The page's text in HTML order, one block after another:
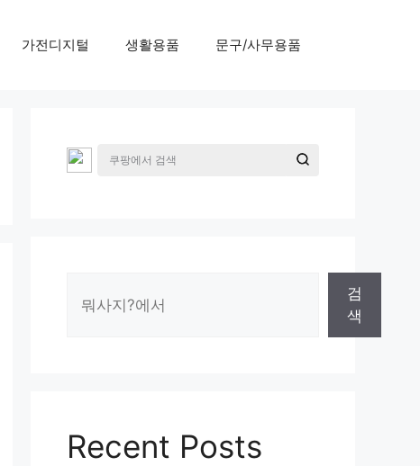
가전디지털 생활용품 문구/사무용품
검
색
Recent Posts